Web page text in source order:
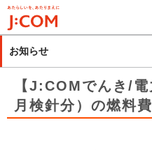
メ
イ
コ
お知らせ
【J:COMでんき/
月検針分）の燃料